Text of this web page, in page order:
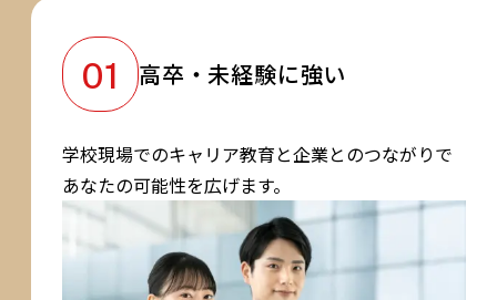
高卒・未経験に強い
学校現場でのキャリア教育と企業とのつながりで
あなたの可能性を広げます。